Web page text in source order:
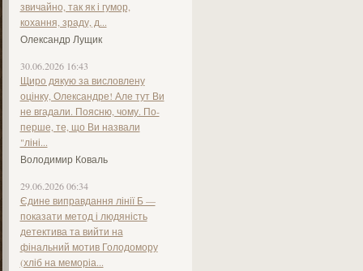
звичайно, так як і гумор,
кохання, зраду, д...
Олександр Лущик
30.06.2026 16:43
Щиро дякую за висловлену
оцінку, Олександре! Але тут Ви
не вгадали. Поясню, чому. По-
перше, те, що Ви назвали
"ліні...
Володимир Коваль
29.06.2026 06:34
Єдине виправдання лінії Б —
показати метод і людяність
детектива та вийти на
фінальний мотив Голодомору
(хліб на меморіа...